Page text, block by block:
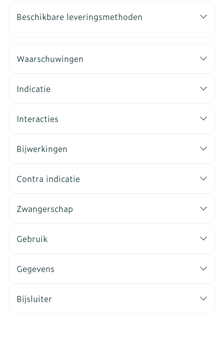
Beschikbare leveringsmethoden
Waarschuwingen
Indicatie
Interacties
Bijwerkingen
Contra indicatie
Zwangerschap
Gebruik
Gegevens
Bijsluiter